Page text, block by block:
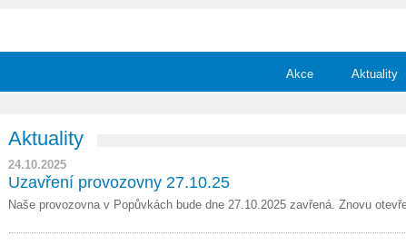
Akce Aktuality
Aktuality
24.10.2025
Uzavření provozovny 27.10.25
Naše provozovna v Popůvkách bude dne 27.10.2025 zavřená. Znovu